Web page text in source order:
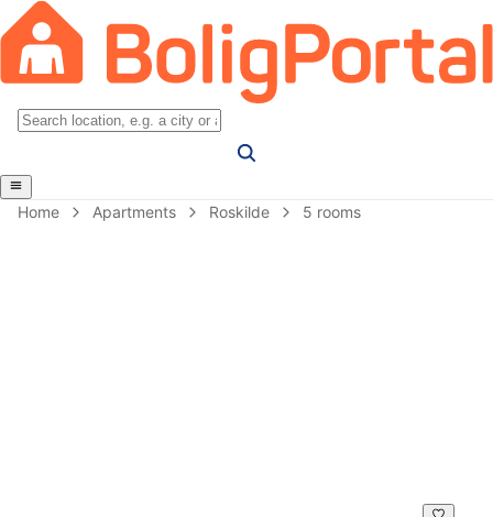
Home Apartments Roskilde 5 rooms